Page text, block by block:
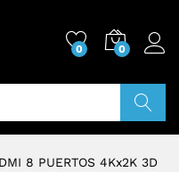
0 0
8 PUERTOS 4Kx2K 3D